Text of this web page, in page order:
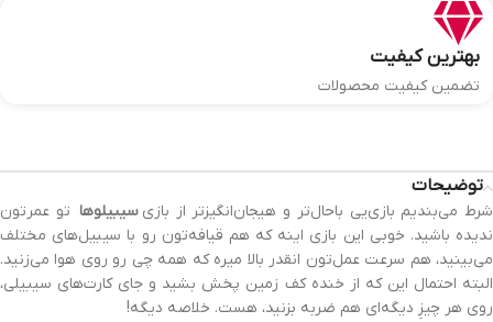
بهترین کیفیت
تضمین کیفیت محصولات
توضیحات
شرط می‌بندیم بازی‌یی باحال‌تر و هیجان‌انگیزتر از بازی سیبیلوها تو عمرتون
ندیده باشید. خوبی این بازی اینه که هم قیافه‌تون رو با سیبیل‌های مختلف
می‌بینید، هم سرعت عمل‌تون انقدر بالا میره که همه چی رو روی هوا می‌زنید.
البته احتمال این که از خنده کف زمین پخش بشید و جای کارت‌های سیبیلی،
روی هر چیزِ دیگه‌ای هم ضربه بزنید، هست. خلاصه دیگه!